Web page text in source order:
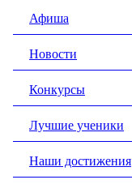
Афиша
Новости
Конкурсы
Лучшие ученики
Наши достижения